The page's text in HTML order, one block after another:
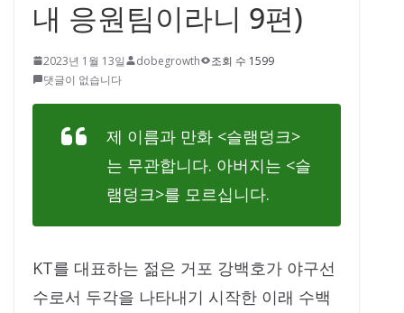
내 응원팀이라니 9편)
2023년 1월 13일 dobegrowth
조회 수 1599
댓글이 없습니다
제 이름과 만화 <슬램덩크>
는 무관합니다. 아버지는 <슬
램덩크>를 모르십니다.
KT를 대표하는 젊은 거포 강백호가 야구선
수로서 두각을 나타내기 시작한 이래 수백